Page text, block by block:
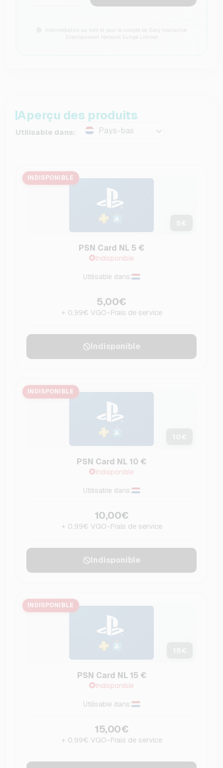
Intermédiation au nom et pour le compte de Sony Interactive
Entertainment Network Europe Limited
Aperçu des produits
Utilisable dans: Pays-bas
INDISPONIBLE
PSN Card NL 5 €
Indisponible
Utilisable dans:
5,00€
+ 0,99€ VGO-Frais de service
Indisponible
INDISPONIBLE
PSN Card NL 10 €
Indisponible
Utilisable dans:
10,00€
+ 0,99€ VGO-Frais de service
Indisponible
INDISPONIBLE
PSN Card NL 15 €
Indisponible
Utilisable dans:
15,00€
+ 0,99€ VGO-Frais de service